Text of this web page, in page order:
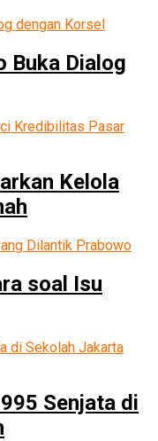
Buka Dialog
Kelola
soal Isu
Senjata di